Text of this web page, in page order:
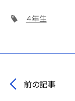
４年生
前の記事